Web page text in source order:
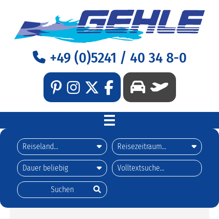
+49 (0)5241 / 40 34 8-0
WILLKOMMEN